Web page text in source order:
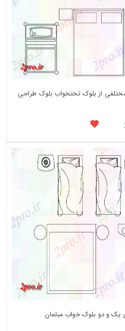
از بلوک تختخواب بلوک طراحی
و دو بلوک خواب مبلمان